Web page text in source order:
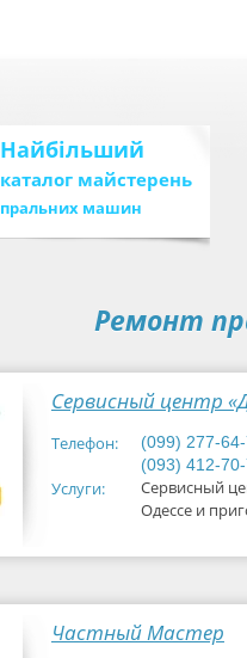
Найбільший
каталог майстерень
пральних машин
Ремонт
Сервисный центр
Телефон:
(099) 277-
(093) 412-
Услуги:
Сервисный
Одессе и
Частный Мастер